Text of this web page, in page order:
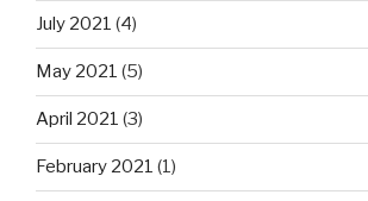
July 2021 (4)
May 2021 (5)
April 2021 (3)
February 2021 (1)